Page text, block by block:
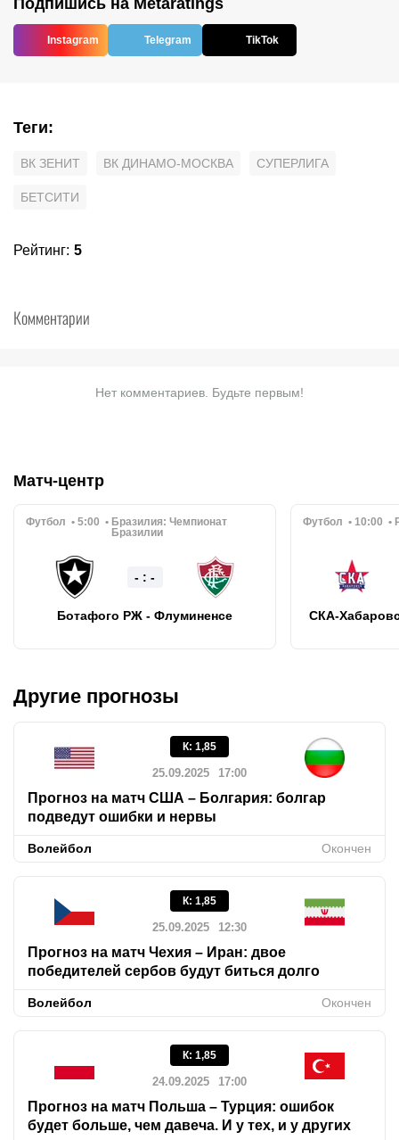
Instagram Telegram TikTok
Теги:
ВК ЗЕНИТ ВК ДИНАМО-МОСКВА СУПЕРЛИГА
БЕТСИТИ
Рейтинг: 5
Комментарии
Нет комментариев. Будьте первым!
Матч-центр
Футбол 5:00 Бразилия: Чемпионат
Бразилии
- : -
Ботафого РЖ - Флуминенсе
Футбол 10:00
СКА-
Другие прогнозы
К: 1,85
25.09.2025 17:00
Прогноз на матч США – Болгария: болгар
подведут ошибки и нервы
Волейбол Окончен
К: 1,85
25.09.2025 12:30
Прогноз на матч Чехия – Иран: двое
победителей сербов будут биться долго
Волейбол Окончен
К: 1,85
24.09.2025 17:00
Прогноз на матч Польша – Турция: ошибок
будет больше, чем давеча. И у тех, и у других